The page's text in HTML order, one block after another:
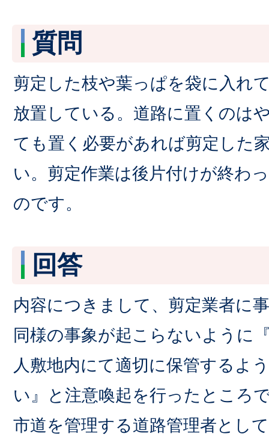
質問
剪定した枝や葉っぱを袋に入れ
放置している。道路に置くのは
ても置く必要があれば剪定した
い。剪定作業は後片付けが終わ
のです。
回答
内容につきまして、剪定業者に
同様の事象が起こらないように
人敷地内にて適切に保管するよ
い』と注意喚起を行ったところ
市道を管理する道路管理者とし